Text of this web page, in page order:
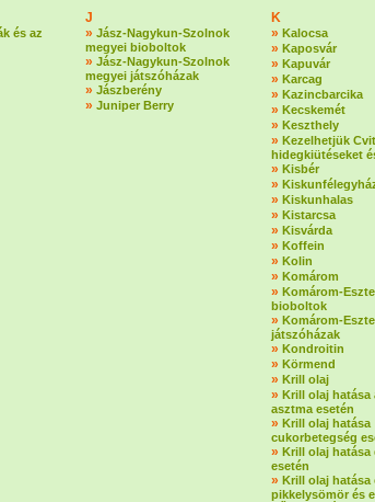
és az
J
» Jász-Nagykun-Szolnok
megyei bioboltok
» Jász-Nagykun-Szolnok
megyei játszóházak
» Jászberény
» Juniper Berry
K
» Kalocsa
» Kaposvár
» Kapuvár
» Karcag
» Kazincbarcika
» Kecskemét
» Keszthely
» Kezelhetjük
hidegkiütéseket
» Kisbér
»
» Kiskunhalas
» Kistarcsa
» Kisvárda
» Koffein
» Kolin
» Komárom
» Komárom-
bioboltok
» Komárom-
játszóházak
» Kondroitin
» Körmend
» Krill olaj
» Krill olaj hatása
asztma esetén
» Krill olaj hatása
cukorbetegség
» Krill olaj hatása
esetén
» Krill olaj hatása
pikkelysömör és